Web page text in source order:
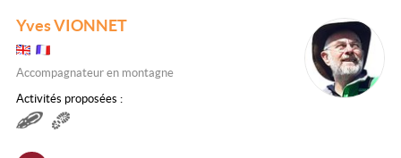
Yves VIONNET
Accompagnateur en montagne
Activités proposées :